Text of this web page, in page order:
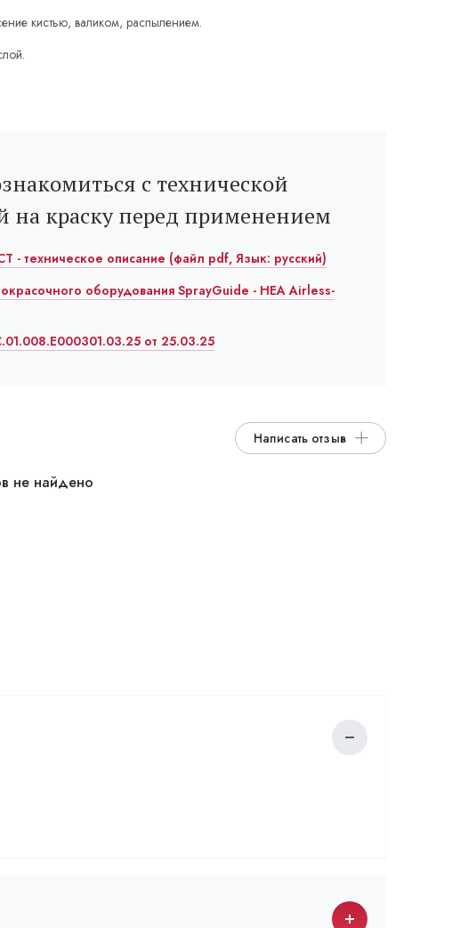
кистью, валиком, распылением.
с технической
на краску перед применением
- техническое описание (файл pdf, Язык: русский)
оборудования SprayGuide - HEA Airless-
от 25.03.25
Написать отзыв
не найдено